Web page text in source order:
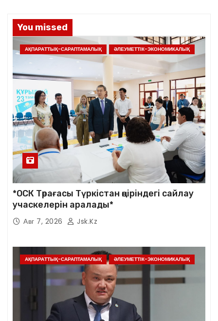
You missed
АҚПАРАТТЫҚ-САРАПТАМАЛЫҚ ӘЛЕУМЕТТІК-ЭКОНОМИКАЛЫҚ
*ОСК Төрағасы Түркістан өңіріндегі сайлау
учаскелерін аралады*
Авг 7, 2026 Jsk.kz
АҚПАРАТТЫҚ-САРАПТАМАЛЫҚ ӘЛЕУМЕТТІК-ЭКОНОМИКАЛЫҚ